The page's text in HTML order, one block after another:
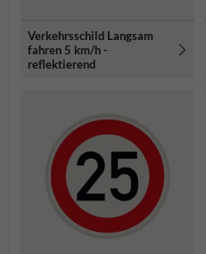
Verkehrsschild Langsam
fahren 5 km/h -
reflektierend